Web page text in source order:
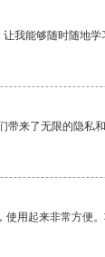
我能够随时随地学
来了无限的隐私和
用起来非常方便